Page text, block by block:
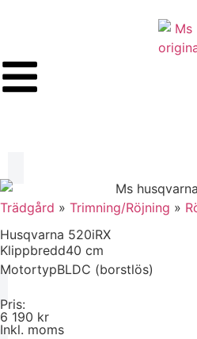
Trädgård » Trimning/Röjning »
Husqvarna 520iRX
Klippbredd40 cm
MotortypBLDC (borstlös)
Pris:
6 190 kr
Inkl. moms